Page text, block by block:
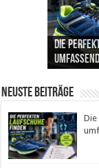
Die
Präzision,
Kosten im
Cannabis
und
Leben mit
Neuste Beiträge
Die